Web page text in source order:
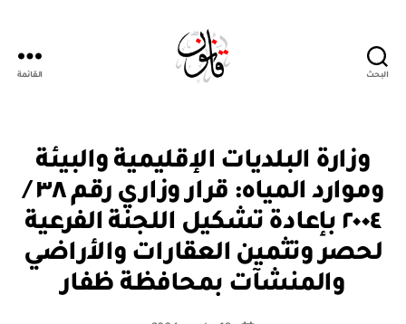
البحث القائمة
التصنيفات
ار
وزارة البلديات الإقليمية والبيئة
وموارد المياه: قرار وزاري رقم ٣٨ /
٢٠٠٤ بإعادة تشكيل اللجنة الفرعية
لحصر وتثمين العقارات والأراضي
والمنشآت بمحافظة ظفار
كاتب
بو
ا
س